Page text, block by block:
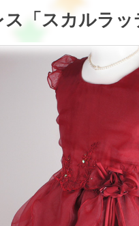
ス「スカルラ